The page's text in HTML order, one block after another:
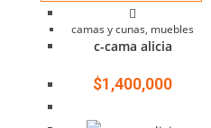
camas y cunas, muebles
c-cama alicia
$1,400,000